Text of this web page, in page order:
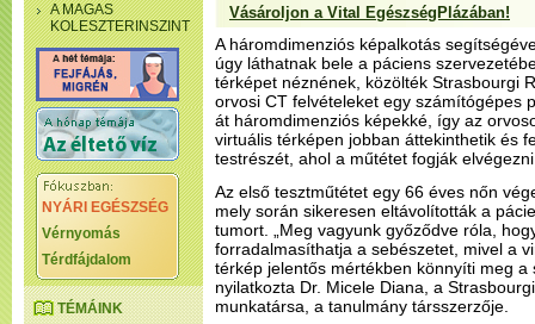
A MAGAS
KOLESZTERINSZINT
NYÁRI EGÉSZSÉG
Vérnyomás
Térdfájdalom
TÉMÁINK
Vásároljon a Vital EgészségPlázában!
A háromdimenziós képalkotás
úgy láthatnak bele a páciens
térképet néznének, közölték Strasbourgi
orvosi CT felvételeket egy számítógépes
át háromdimenziós képekké, így az
virtuális térképen jobban áttekinthetik és
testrészét, ahol a műtétet fogják
Az első tesztműtétet egy 66 éves nőn
mely során sikeresen eltávolították a
tumort. „Meg vagyunk győződve róla,
forradalmasíthatja a sebészetet, mivel a
térkép jelentős mértékben könnyíti meg a
nyilatkozta Dr. Micele Diana, a
munkatársa, a tanulmány társszerzője.